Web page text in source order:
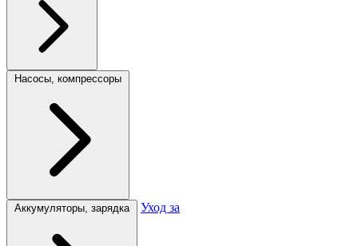
Насосы, компрессоры
Аккумуляторы, зарядка Уход за